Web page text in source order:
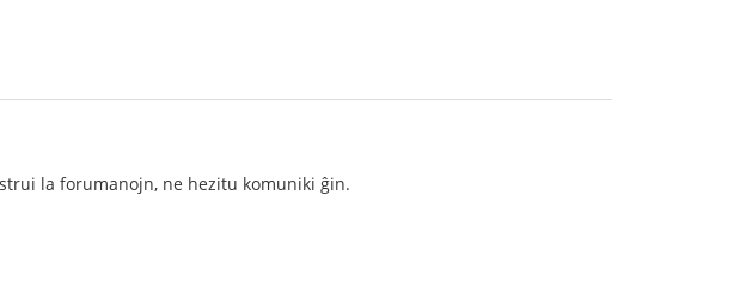
la forumanojn, ne hezitu komuniki ĝin.